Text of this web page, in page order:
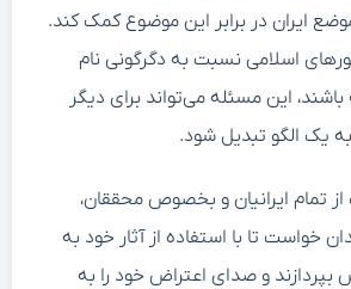
ایران در برابر این موضوع کمک کند.
اسلامی نسبت به دگرگونی نام
این مسئله می‌تواند برای دیگر
یک الگو تبدیل شود.
از تمام ایرانیان و بخصوص محققان،
خواست تا با استفاده از آثار خود به
بپردازند و صدای اعتراض خود را به